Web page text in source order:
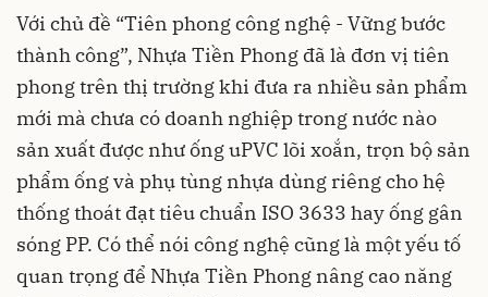
Với chủ đề “Tiên phong công nghệ - Vững bước
thành công”, Nhựa Tiền Phong đã là đơn vị tiên
phong trên thị trường khi đưa ra nhiều sản phẩm
mới mà chưa có doanh nghiệp trong nước nào
sản xuất được như ống uPVC lõi xoắn, trọn bộ sản
phẩm ống và phụ tùng nhựa dùng riêng cho hệ
thống thoát đạt tiêu chuẩn ISO 3633 hay ống gân
sóng PP. Có thể nói công nghệ cũng là một yếu tố
quan trọng để Nhựa Tiền Phong nâng cao năng